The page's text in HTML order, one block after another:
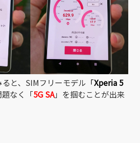
と、SIMフリーモデル 「Xperia 5
なく「5G SA」を掴むことが出来